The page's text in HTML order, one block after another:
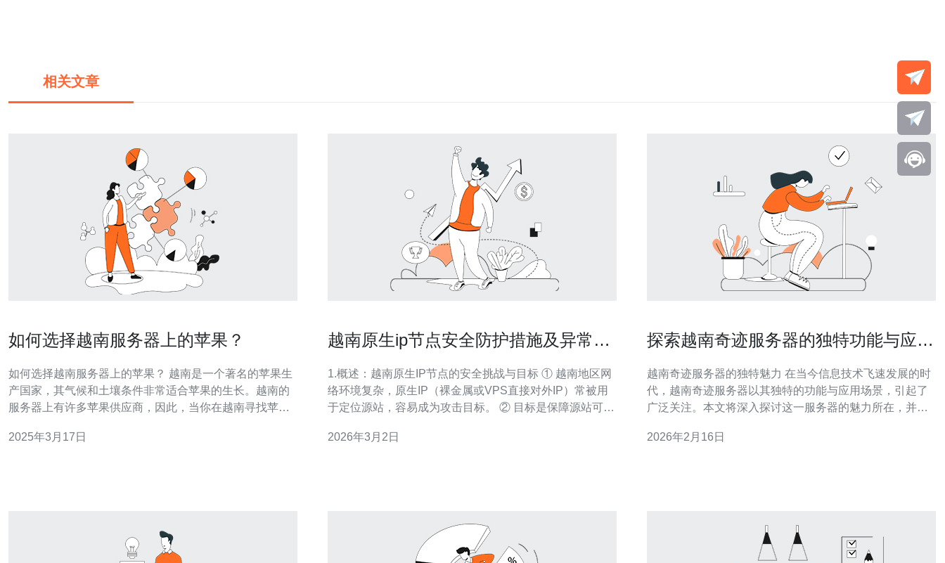
相关文章
如何选择越南服务器上的苹果？
如何选择越南服务器上的苹果？ 越南是一个著名的苹果生
产国家，其气候和土壤条件非常适合苹果的生长。越南的
服务器上有许多苹果供应商，因此，当你在越南寻找苹果
供应商非常重要。当地供应商可以提供更新鲜的苹果，因
2025年3月17日
越南原生ip节点安全防护措施及异常流
1.概述：越南原生IP节点的安全挑战与目标 ① 越南地区网
络环境复杂，原生IP（裸金属或VPS直接对外IP）常被用
于定位源站，容易成为攻击目标。 ② 目标是保障源站可用
访问体验。 ③ 需要在服务器/主机端、网络传输层、上游
2026年3月2日
探索越南奇迹服务器的独特功能与应用
越南奇迹服务器的独特魅力 在当今信息技术飞速发展的时
代，越南奇迹服务器以其独特的功能与应用场景，引起了
广泛关注。本文将深入探讨这一服务器的魅力所在，并揭
务器的三个精华总结： 强大的性能：越南奇迹服务器以其
2026年2月16日